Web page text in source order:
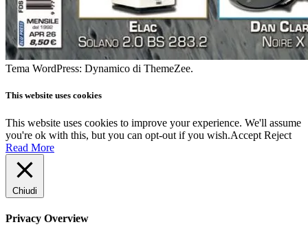
Tema WordPress: Dynamico di ThemeZee.
This website uses cookies
This website uses cookies to improve your experience. We'll assume
you're ok with this, but you can opt-out if you wish.Accept Reject
Read More
Chiudi
Privacy Overview